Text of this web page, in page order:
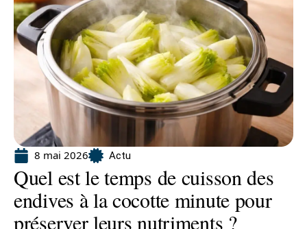
8 mai 2026 Actu
Quel est le temps de cuisson des
endives à la cocotte minute pour
préserver leurs nutriments ?